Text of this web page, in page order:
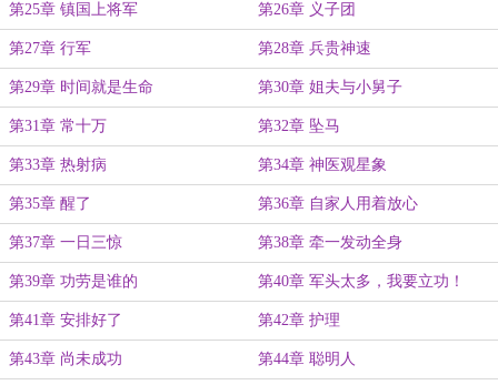
第25章 镇国上将军 第26章 义子团
第27章 行军 第28章 兵贵神速
第29章 时间就是生命 第30章 姐夫与小舅子
第31章 常十万 第32章 坠马
第33章 热射病 第34章 神医观星象
第35章 醒了 第36章 自家人用着放心
第37章 一日三惊 第38章 牵一发动全身
第39章 功劳是谁的 第40章 军头太多，我要立功！
第41章 安排好了 第42章 护理
第43章 尚未成功 第44章 聪明人